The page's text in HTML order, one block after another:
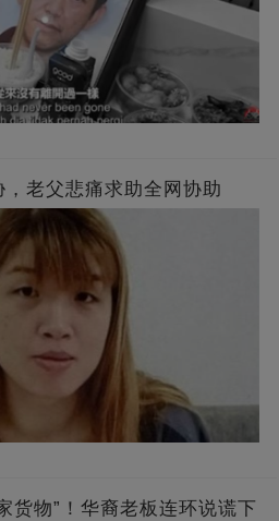
老父悲痛求助全网协助
货物”！华裔老板连环说谎下